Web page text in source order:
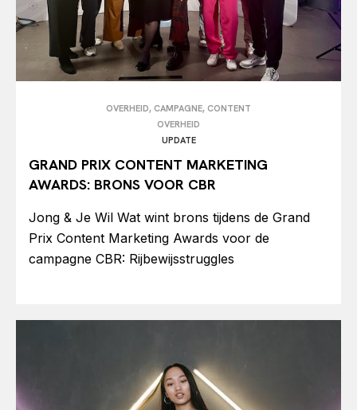
OVERHEID, CAMPAGNE, CONTENT
OVERHEID
UPDATE
GRAND PRIX CONTENT MARKETING
AWARDS: BRONS VOOR CBR
Jong & Je Wil Wat wint brons tijdens de Grand
Prix Content Marketing Awards voor de
campagne CBR: Rijbewijsstruggles